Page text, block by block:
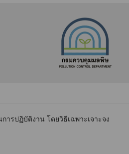
ารปฏิบัติงาน โดยวิธีเฉพาะเจาะจง